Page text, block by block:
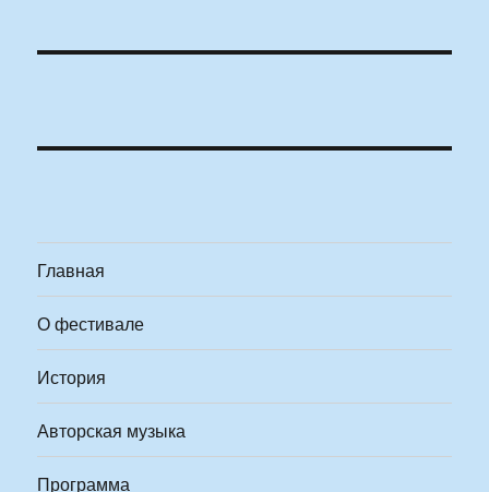
Главная
О фестивале
История
Авторская музыка
Программа